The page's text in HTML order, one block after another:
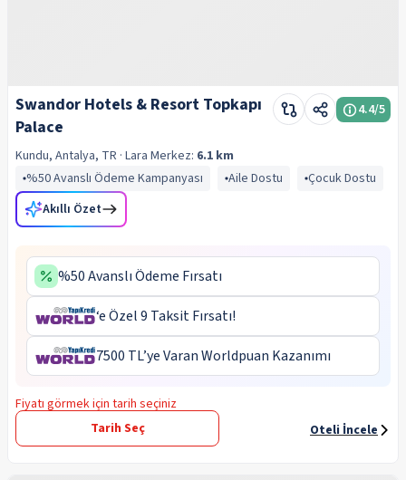
Swandor Hotels & Resort Topkapı
Palace
4.4/5
Kundu, Antalya, TR · Lara Merkez: 6.1 km
%50 Avanslı Ödeme Kampanyası
Aile Dostu Çocuk Dostu
Akıllı Özet
%50 Avanslı Ödeme Fırsatı
‘e Özel 9 Taksit Fırsatı!
7500 TL’ye Varan Worldpuan Kazanımı
Fiyatı görmek için tarih seçiniz
Tarih Seç
Oteli İncele